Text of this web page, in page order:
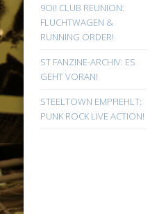
9Oi! CLUB REUNION:
FLUCHTWAGEN &
RUNNING ORDER!
ST FANZINE-ARCHIV: ES
GEHT VORAN!
STEELTOWN EMPFIEHLT:
PUNK ROCK LIVE ACTION!